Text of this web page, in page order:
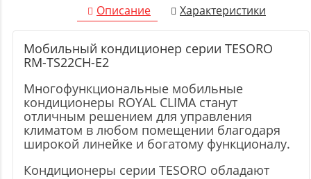
Описание Характеристики
Мобильный кондиционер cерии TESORO
RM-TS22CH-E2
Многофункциональные мобильные
кондиционеры ROYAL CLIMA станут
отличным решением для управления
климатом в любом помещении благодаря
широкой линейке и богатому функционалу.
Кондиционеры серии TESORO обладают